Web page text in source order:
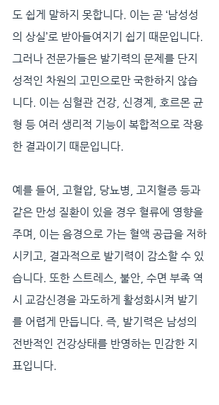
도 쉽게 말하지 못합니다. 이는 곧 ‘남성성
의 상실’로 받아들여지기 쉽기 때문입니다.
그러나 전문가들은 발기력의 문제를 단지
성적인 차원의 고민으로만 국한하지 않습
니다. 이는 심혈관 건강, 신경계, 호르몬 균
형 등 여러 생리적 기능이 복합적으로 작용
한 결과이기 때문입니다.
예를 들어, 고혈압, 당뇨병, 고지혈증 등과
같은 만성 질환이 있을 경우 혈류에 영향을
주며, 이는 음경으로 가는 혈액 공급을 저하
시키고, 결과적으로 발기력이 감소할 수 있
습니다. 또한 스트레스, 불안, 수면 부족 역
시 교감신경을 과도하게 활성화시켜 발기
를 어렵게 만듭니다. 즉, 발기력은 남성의
전반적인 건강상태를 반영하는 민감한 지
표입니다.